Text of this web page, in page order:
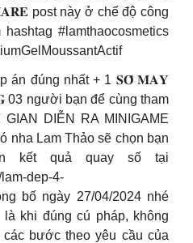
post này ở chế độ công
#lamthaocosmetics
đúng nhất + 1 𝐒𝐎̂́ 𝐌𝐀𝐘
người bạn để cùng tham
DIỄN RA MINIGAME
nha Lam Thảo sẽ chọn bạn
kết quả quay số tại
dep-4-
bố ngày 27/04/2024 nhé
khi đúng cú pháp, không
bước theo yêu cầu của